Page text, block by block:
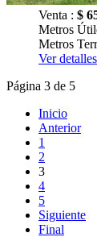
Venta : $
Metros
Metros
Ver detalles
Página 3 de 5
Inicio
Anterior
1
2
3
4
5
Siguiente
Final